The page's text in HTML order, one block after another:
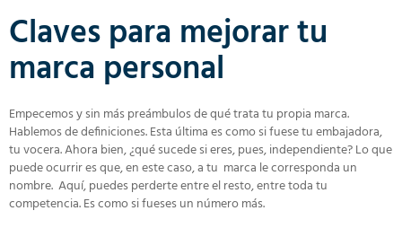
Claves para mejorar tu
marca personal
Empecemos y sin más preámbulos de qué trata tu propia marca.
Hablemos de definiciones. Esta última es como si fuese tu embajadora,
tu vocera. Ahora bien, ¿qué sucede si eres, pues, independiente? Lo que
puede ocurrir es que, en este caso, a tu marca le corresponda un
nombre. Aquí, puedes perderte entre el resto, entre toda tu
competencia. Es como si fueses un número más.